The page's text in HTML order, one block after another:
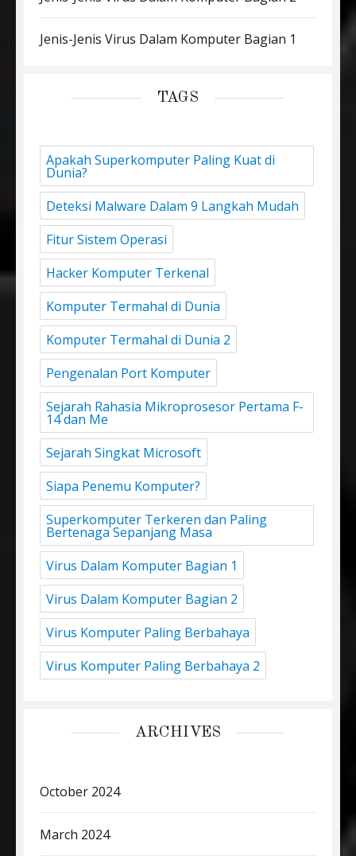
Jenis-Jenis Virus Dalam Komputer Bagian 1
TAGS
Apakah Superkomputer Paling Kuat di
Dunia?
Deteksi Malware Dalam 9 Langkah Mudah
Fitur Sistem Operasi
Hacker Komputer Terkenal
Komputer Termahal di Dunia
Komputer Termahal di Dunia 2
Pengenalan Port Komputer
Sejarah Rahasia Mikroprosesor Pertama F-
14 dan Me
Sejarah Singkat Microsoft
Siapa Penemu Komputer?
Superkomputer Terkeren dan Paling
Bertenaga Sepanjang Masa
Virus Dalam Komputer Bagian 1
Virus Dalam Komputer Bagian 2
Virus Komputer Paling Berbahaya
Virus Komputer Paling Berbahaya 2
ARCHIVES
October 2024
March 2024